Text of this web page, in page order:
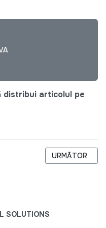
distribui articolul pe
INSTITUȚIILORARTICOLUL
URMĂTOR
SOLUTIONS